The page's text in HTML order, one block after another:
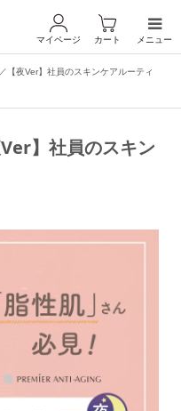
マイページ カート メニュー
【夜Ver】社員のスキンケアルーティ
】社員のスキン